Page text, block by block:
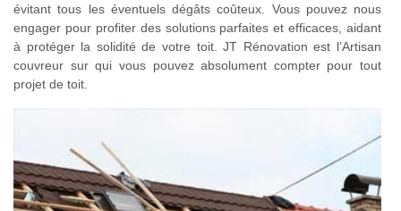
évitant tous les éventuels dégâts coûteux. Vous pouvez nous
engager pour profiter des solutions parfaites et efficaces, aidant
à protéger la solidité de votre toit. JT Rénovation est l’Artisan
couvreur sur qui vous pouvez absolument compter pour tout
projet de toit.